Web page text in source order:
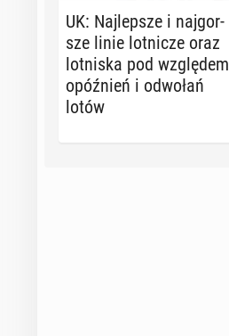
UK: Naj­lep­sze i naj­gor­
sze linie lot­ni­cze oraz
lot­ni­ska pod wzglę­dem
opóź­nień i odwołań
lotów